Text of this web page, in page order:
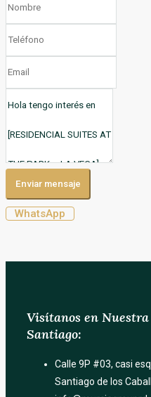
Enviar mensaje
WhatsApp
Visítanos en
Santiago:
Calle 9P #03, casi
Santiago de los